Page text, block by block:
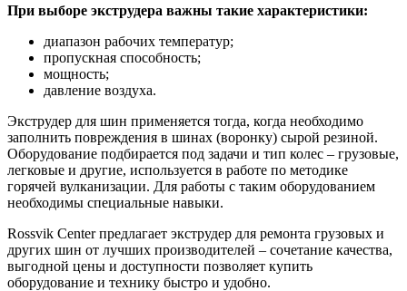
При выборе экструдера важны такие характеристики:
диапазон рабочих температур;
пропускная способность;
мощность;
давление воздуха.
Экструдер для шин применяется тогда, когда необходимо
заполнить повреждения в шинах (воронку) сырой резиной.
Оборудование подбирается под задачи и тип колес – грузовые,
легковые и другие, используется в работе по методике
горячей вулканизации. Для работы с таким оборудованием
необходимы специальные навыки.
Rossvik Center предлагает экструдер для ремонта грузовых и
других шин от лучших производителей – сочетание качества,
выгодной цены и доступности позволяет купить
оборудование и технику быстро и удобно.